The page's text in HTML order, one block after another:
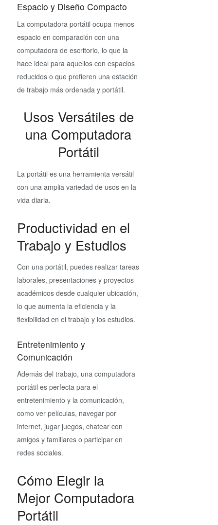
Espacio y Diseño Compacto
La computadora portátil ocupa menos
espacio en comparación con una
computadora de escritorio, lo que la
hace ideal para aquellos con espacios
reducidos o que prefieren una estación
de trabajo más ordenada y portátil.
Usos Versátiles de
una Computadora
Portátil
La portátil es una herramienta versátil
con una amplia variedad de usos en la
vida diaria.
Productividad en el
Trabajo y Estudios
Con una portátil, puedes realizar tareas
laborales, presentaciones y proyectos
académicos desde cualquier ubicación,
lo que aumenta la eficiencia y la
flexibilidad en el trabajo y los estudios.
Entretenimiento y
Comunicación
Además del trabajo, una computadora
portátil es perfecta para el
entretenimiento y la comunicación,
como ver películas, navegar por
internet, jugar juegos, chatear con
amigos y familiares o participar en
redes sociales.
Cómo Elegir la
Mejor Computadora
Portátil